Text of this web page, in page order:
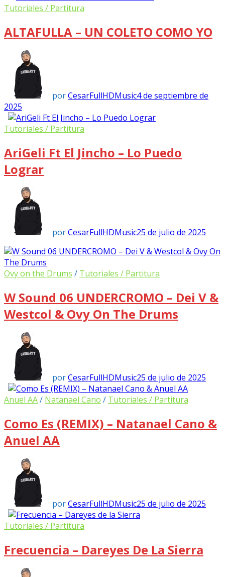
Tutoriales / Partitura
ALTAFULLA – UN COLETO COMO YO
porCesarFullHDMusic4 de septiembre de
2025
Tutoriales / Partitura
AriGeli Ft El Jincho – Lo Puedo
Lograr
porCesarFullHDMusic25 de julio de 2025
Ovy on the Drums / Tutoriales / Partitura
W Sound 06 UNDERCROMO – Dei V &
Westcol & Ovy On The Drums
porCesarFullHDMusic25 de julio de 2025
Anuel AA/ Natanael Cano / Tutoriales / Partitura
Como Es (REMIX) – Natanael Cano &
Anuel AA
porCesarFullHDMusic25 de julio de 2025
Tutoriales / Partitura
Frecuencia – Dareyes De La Sierra